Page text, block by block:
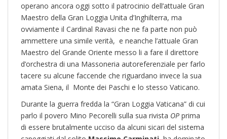
operano ancora oggi sotto il patrocinio dell’attuale Gran
Maestro della Gran Loggia Unita d’Inghilterra, ma
ovviamente il Cardinal Ravasi che ne fa parte non può
ammettere una simile verità, e neanche l’attuale Gran
Maestro del Grande Oriente messo li a fare il direttore
d’orchestra di una Massoneria autoreferenziale per farlo
tacere su alcune faccende che riguardano invece la sua
amata Siena, il Monte dei Paschi e lo stesso Vaticano.
Durante la guerra fredda la “Gran Loggia Vaticana” di cui
parlo il povero Mino Pecorelli sulla sua rivista OP prima
di essere brutalmente ucciso da alcuni sicari del sistema